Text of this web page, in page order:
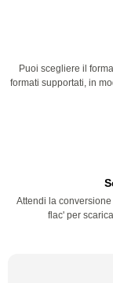
Puoi scegliere il
formati supportati, in
Attendi la
flac' per